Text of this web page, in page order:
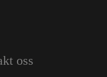
oss